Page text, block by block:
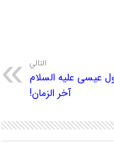
التالي
عيسى عليه السلام
آخر الزمان!